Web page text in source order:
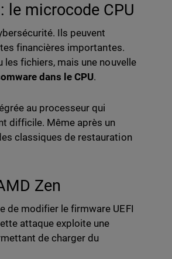
le microcode CPU
Ils peuvent
financières importantes.
fichiers, mais une nouvelle
dans le CPU.
au processeur qui
difficile. Même après un
classiques de restauration
Zen
de modifier le firmware UEFI
attaque exploite une
de charger du